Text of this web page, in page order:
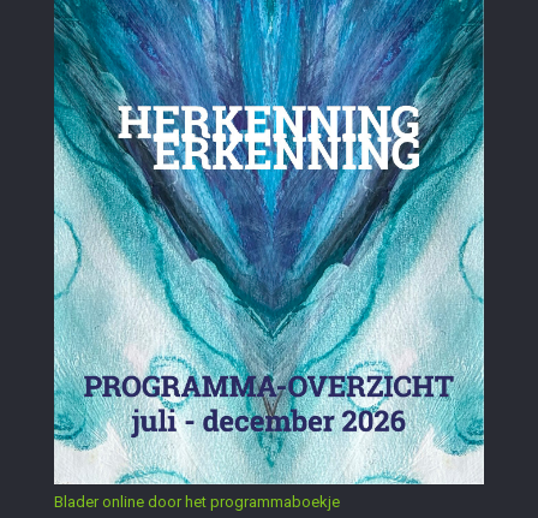
Blader online door het programmaboekje